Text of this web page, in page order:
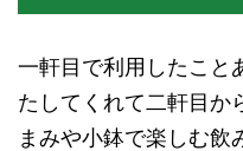
一軒目で利用したこと
たしてくれて二軒目か
まみや小鉢で楽しむ飲